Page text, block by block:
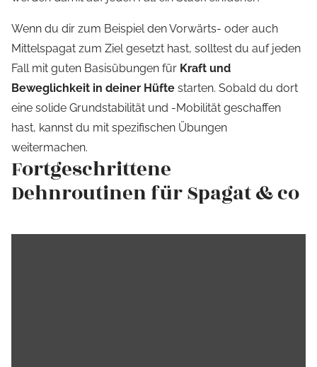
Wenn du dir zum Beispiel den Vorwärts- oder auch
Mittelspagat zum Ziel gesetzt hast, solltest du auf jeden
Fall mit guten Basisübungen für Kraft und
Beweglichkeit in deiner Hüfte starten. Sobald du dort
eine solide Grundstabilität und -Mobilität geschaffen
hast, kannst du mit spezifischen Übungen
weitermachen.
Fortgeschrittene
Dehnroutinen für Spagat & co